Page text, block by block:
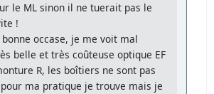
le ML sinon il ne tuerait pas le
!
occase, je me voit mal
belle et très coûteuse optique EF
R, les boîtiers ne sont pas
ma pratique je trouve mais je